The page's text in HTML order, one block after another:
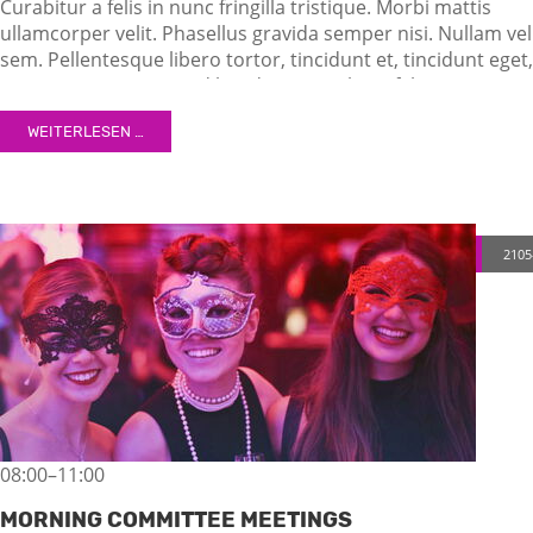
Curabitur a felis in nunc fringilla tristique. Morbi mattis
ullamcorper velit. Phasellus gravida semper nisi. Nullam vel
sem. Pellentesque libero tortor, tincidunt et, tincidunt eget,
semper nec, quam. Sed hendrerit. Morbi ac felis. Nunc
egestas, augue at pellentesque laoreet.
WEITERLESEN …
08:00–11:00
MORNING COMMITTEE MEETINGS